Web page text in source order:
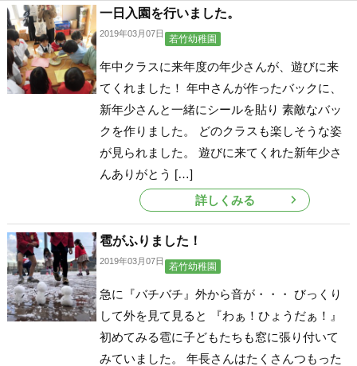
一日入園を行いました。
2019年03月07日 若竹幼稚園
年中クラスに来年度の年少さんが、遊びに来
てくれました！ 年中さんが作ったバックに、
新年少さんと一緒にシールを貼り 素敵なバッ
クを作りました。 どのクラスも楽しそうな姿
が見られました。 遊びに来てくれた新年少さ
んありがとう […]
詳しくみる
雹がふりました！
2019年03月07日 若竹幼稚園
急に『バチバチ』外から音が・・・ びっくり
して外を見て見ると 『わぁ！ひょうだぁ！』
初めてみる雹に子どもたちも窓に張り付いて
みていました。 年長さんはたくさんつもった